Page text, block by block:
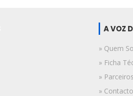
A VOZ
» Quem
» Ficha
» Parceiros
»